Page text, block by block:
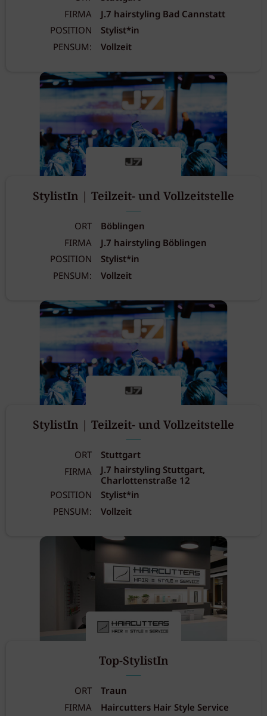
FIRMA
J.7 hairstyling Bad Cannstatt
POSITION
Stylist*in
PENSUM:
Vollzeit
StylistIn | Teilzeit- und Vollzeitstelle
ORT
Böblingen
FIRMA
J.7 hairstyling Böblingen
POSITION
Stylist*in
PENSUM:
Vollzeit
StylistIn | Teilzeit- und Vollzeitstelle
ORT
Stuttgart
FIRMA
J.7 hairstyling Stuttgart,
Charlottenstraße 12
POSITION
Stylist*in
PENSUM:
Vollzeit
Top-StylistIn
ORT
Traun
FIRMA
Haircutters Hair Style Service